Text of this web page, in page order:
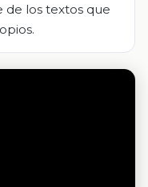
de los textos que